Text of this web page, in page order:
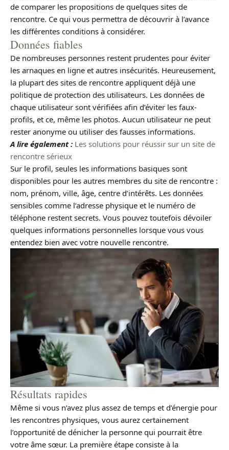
de comparer les propositions de quelques sites de
rencontre. Ce qui vous permettra de découvrir à l’avance
les différentes conditions à considérer.
Données fiables
De nombreuses personnes restent prudentes pour éviter
les arnaques en ligne et autres insécurités. Heureusement,
la plupart des sites de rencontre appliquent déjà une
politique de protection des utilisateurs. Les données de
chaque utilisateur sont vérifiées afin d’éviter les faux-
profils, et ce, même les photos. Aucun utilisateur ne peut
rester anonyme ou utiliser des fausses informations.
A lire également : Les solutions pour réussir sur un site de
rencontre sérieux
Sur le profil, seules les informations basiques sont
disponibles pour les autres membres du site de rencontre :
nom, prénom, ville, âge, centre d’intérêts. Les données
sensibles comme l’adresse physique et le numéro de
téléphone restent secrets. Vous pouvez toutefois dévoiler
quelques informations personnelles lorsque vous vous
entendez bien avec votre nouvelle rencontre.
Résultats rapides
Même si vous n’avez plus assez de temps et d’énergie pour
les rencontres physiques, vous aurez certainement
l’opportunité de dénicher la personne qui pourrait être
votre âme sœur. La première étape consiste à la